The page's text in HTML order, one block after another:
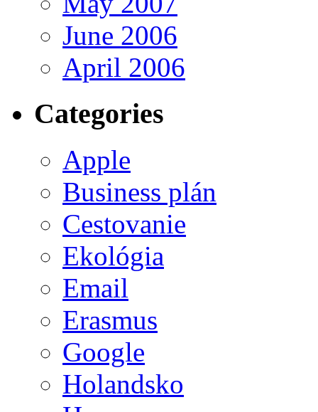
June 2006
April 2006
Categories
Apple
Business plán
Cestovanie
Ekológia
Email
Erasmus
Google
Holandsko